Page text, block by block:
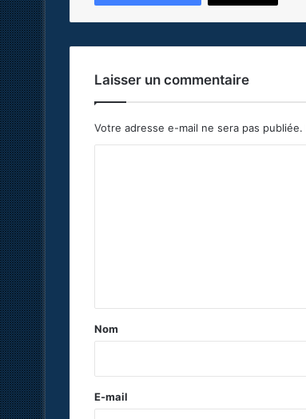
Laisser un commentaire
Votre adresse e-mail ne sera pas publiée.
a
e
Nom
E-mail